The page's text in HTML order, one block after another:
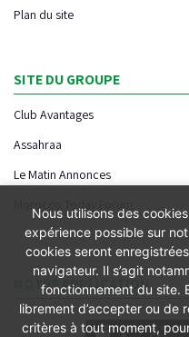
Plan du site
SITE DU GROUPE
Club Avantages
Assahraa
Le Matin Annonces
Morocco Today Forum
NOTRE APPLICATION
Nous utilisons des
expérience possible sur
cookies seront
navigateur. Il s’agit
fonctionnement du site.
librement d’accepter ou de
critères à tout moment,